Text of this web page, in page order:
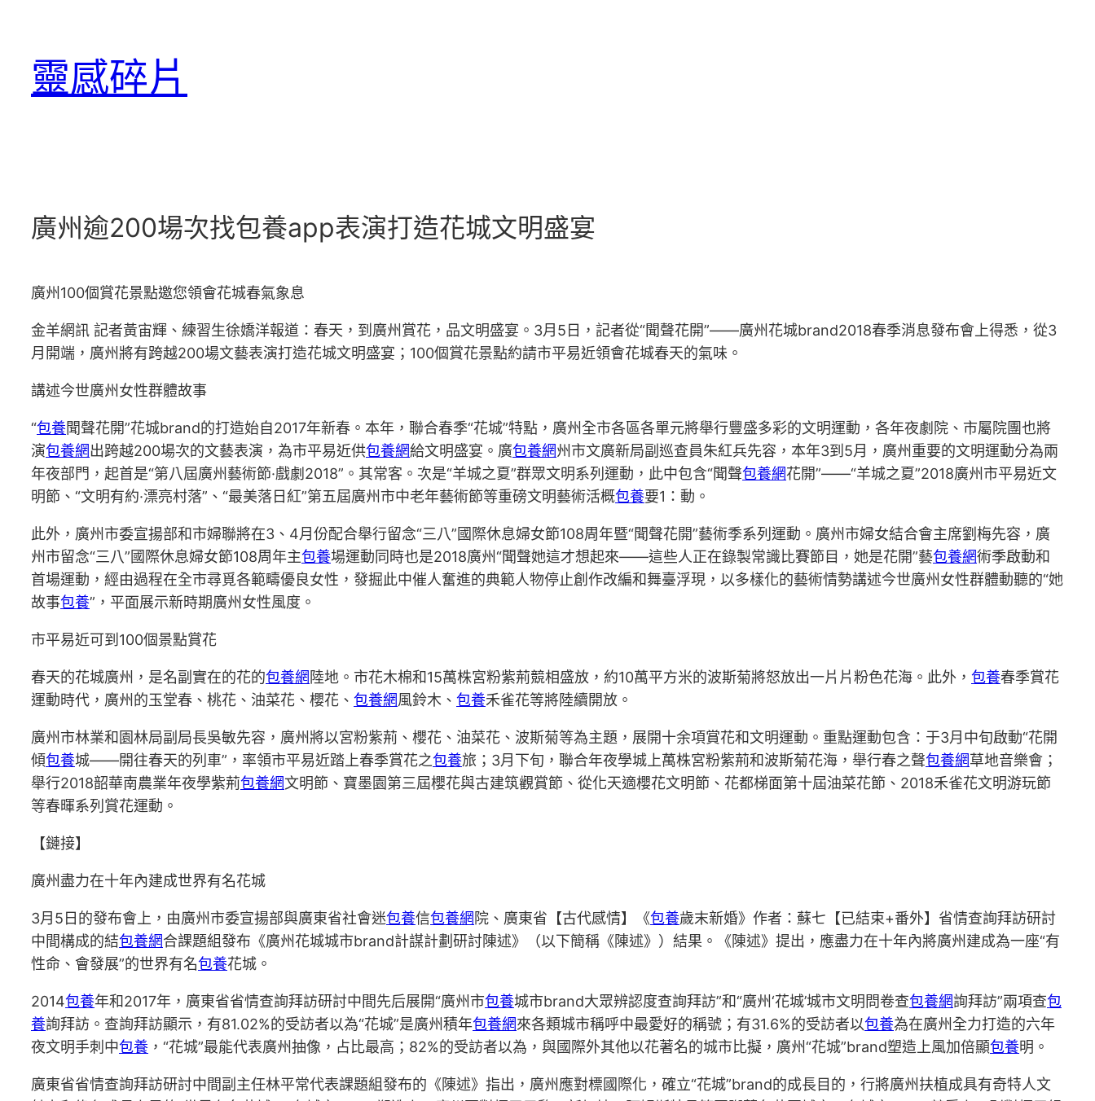
靈感碎片
廣州逾200場次找包養app表演打造花城文明盛宴
廣州100個賞花景點邀您領會花城春氣象息
金羊網訊 記者黃宙輝、練習生徐嬌洋報道：春天，到廣州賞花，品文明盛宴。3月5日，記者從“聞聲花開”——廣州花城brand2018春季消息發布會上得悉，從3
月開端，廣州將有跨越200場文藝表演打造花城文明盛宴；100個賞花景點約請市平易近領會花城春天的氣味。
講述今世廣州女性群體故事
“包養聞聲花開”花城brand的打造始自2017年新春。本年，聯合春季“花城”特點，廣州全市各區各單元將舉行豐盛多彩的文明運動，各年夜劇院、市屬院團也將
演包養網出跨越200場次的文藝表演，為市平易近供包養網給文明盛宴。廣包養網州市文廣新局副巡查員朱紅兵先容，本年3到5月，廣州重要的文明運動分為兩
年夜部門，起首是“第八屆廣州藝術節·戲劇2018”。其常客。次是“羊城之夏”群眾文明系列運動，此中包含“聞聲包養網花開”——“羊城之夏”2018廣州市平易近文
明節、“文明有約·漂亮村落”、“最美落日紅”第五屆廣州市中老年藝術節等重磅文明藝術活概包養要1：動。
此外，廣州市委宣揚部和市婦聯將在3、4月份配合舉行留念“三八”國際休息婦女節108周年暨“聞聲花開”藝術季系列運動。廣州市婦女結合會主席劉梅先容，廣
州市留念“三八”國際休息婦女節108周年主包養場運動同時也是2018廣州“聞聲她這才想起來——這些人正在錄製常識比賽節目，她是花開”藝包養網術季啟動和
首場運動，經由過程在全市尋覓各範疇優良女性，發掘此中催人奮進的典範人物停止創作改編和舞臺浮現，以多樣化的藝術情勢講述今世廣州女性群體動聽的“她
故事包養”，平面展示新時期廣州女性風度。
市平易近可到100個景點賞花
春天的花城廣州，是名副實在的花的包養網 陸地。市花木棉和15萬株宮粉紫荊競相盛放，約10萬平方米的波斯菊將怒放出一片片粉色花海。此外， 包養春季賞花
運動時代，廣州的玉堂春、桃花、油菜花、櫻花、 包養網風鈴木、 包養禾雀花等將陸續開放。
廣州市林業和園林局副局長吳敏先容，廣州將以宮粉紫荊、櫻花、油菜花、波斯菊等為主題，展開十余項賞花和文明運動。重點運動包含：于3月中旬啟動“花開
傾包養城——開往春天的列車”，率領市平易近踏上春季賞花之包養旅；3月下旬，聯合年夜學城上萬株宮粉紫荊和波斯菊花海，舉行春之聲包養網草地音樂會；
舉行2018韶華南農業年夜學紫荊包養網文明節、寶墨園第三屆櫻花與古建筑觀賞節、從化天適櫻花文明節、花都梯面第十屆油菜花節、2018禾雀花文明游玩節
等春暉系列賞花運動。
【鏈接】
廣州盡力在十年內建成世界有名花城
3月5日的發布會上，由廣州市委宣揚部與廣東省社會迷包養信包養網 院、廣東省【古代感情】《包養歲末新婚》作者：蘇七【已結束+番外】省情查詢拜訪研討
中間構成的結包養網合課題組發布《廣州花城城市brand計謀計劃研討陳述》（以下簡稱《陳述》）結果。《陳述》提出，應盡力在十年內將廣州建成為一座“有
性命、會發展”的世界有名包養花城。
2014包養年和2017年，廣東省省情查詢拜訪研討中間先后展開“廣州市包養城市brand大眾辨認度查詢拜訪”和“廣州‘花城’城市文明問卷查包養網詢拜訪”兩項查包
養詢拜訪。查詢拜訪顯示，有81.02%的受訪者以為“花城”是廣州積年包養網來各類城市稱呼中最愛好的稱號；有31.6%的受訪者以包養為在廣州全力打造的六年
夜文明手刺中包養 ，“花城”最能代表廣州抽像，占比最高；82%的受訪者以為，與國際外其他以花著名的城市比擬，廣州“花城”brand塑造上風加倍顯包養明。
廣東省省情查詢拜訪研討中間副主任林平常代表課題組發布的《陳述》指出，廣州應對標國際化，確立“花城”brand的成長目的，行將廣州扶植成具有奇特人文